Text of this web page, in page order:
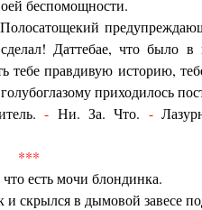
беспомощности.
Полосатощекий
Даттебае, что было
тебе правдивую историю,
приходилось
- Ни. За. Что. -
***
есть мочи блондинка.
скрылся в дымовой завесе